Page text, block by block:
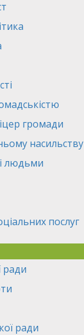
громади
насильству
людьми
послуг
ради
ради